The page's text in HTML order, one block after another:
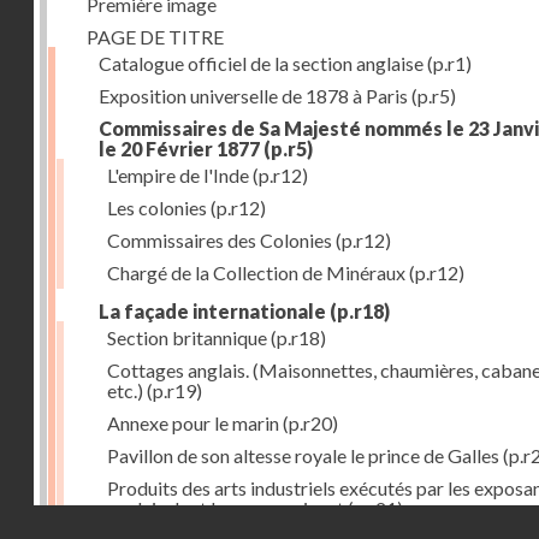
PAGE DE TITRE
Catalogue officiel de la section anglaise(p.r1)
Exposition universelle de 1878 à Paris (p.r5)
Commissaires de Sa Majesté nommés le 23
le 20 Février 1877 (p.r5)
L'empire de l'Inde(p.r12)
Les colonies (p.r12)
Commissaires des Colonies (p.r12)
Chargé de la Collection de Minéraux(p.r12)
La façade internationale (p.r18)
Section britannique(p.r18)
Cottages anglais. (Maisonnettes, chaumières,
etc.) (p.r19)
Annexe pour le marin(p.r20)
Pavillon de son altesse royale le prince de Galles
Produits des arts industriels exécutés par les
anglais dont les noms suivent(p.r21)